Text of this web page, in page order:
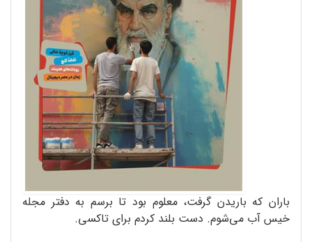
باران که باریدن گرفت، معلوم بود تا برسم به دفتر مجله
خیس آب می‌شوم. دست بلند کردم برای تاکسی.